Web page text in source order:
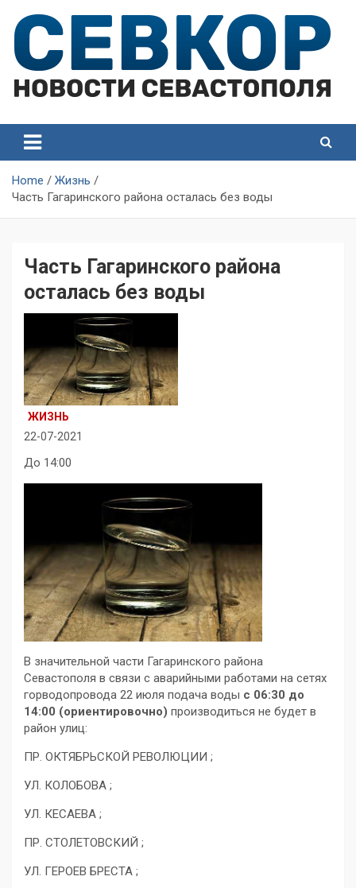
content
Севастополя
Севастополя
Home
Жизнь
Часть Гагаринского района осталась без воды
Часть Гагаринского района
осталась без воды
ЖИЗНЬ
22-07-2021
До 14:00
В значительной части Гагаринского района
Севастополя в связи с аварийными работами на сетях
горводопровода 22 июля подача воды c 06:30 до
14:00 (ориентировочно) производиться не будет в
район улиц:
ПР. ОКТЯБРЬСКОЙ РЕВОЛЮЦИИ ;
УЛ. КОЛОБОВА ;
УЛ. КЕСАЕВА ;
ПР. СТОЛЕТОВСКИЙ ;
УЛ. ГЕРОЕВ БРЕСТА ;